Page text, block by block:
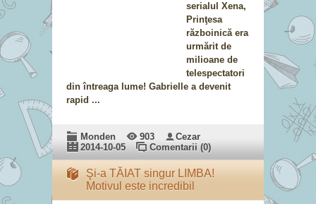
serialul Xena,
Prinţesa
războinică era
urmărit de
milioane de
telespectatori
din întreaga lume! Gabrielle a devenit
rapid ...
Monden 903
Cezar
2014-10-05
Comentarii (0)
Şi-a TĂIAT singur LIMBA!
Motivul este incredibil